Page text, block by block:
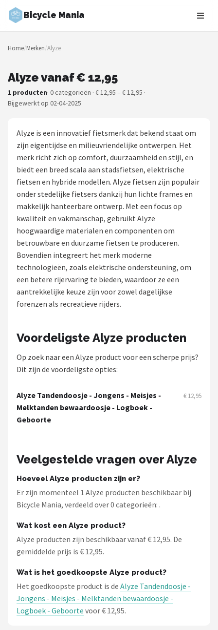
Bicycle Mania
Zoeken
NAVIGATIE
Merken
Fietsroutes
Kinderfietsen
Stadsfietsen
Elektrische fietsen
Mountainbikes
Shop
POPULAIRE MERKEN
Basil
ABUS
AXA
New Looxs
BBB Cycling
Voltano
Shimano
Alle merken →
Home/Merken/Alyze
Alyze vanaf € 12,95
1 producten· 0 categorieën · € 12,95 – € 12,95 ·
Bijgewerkt op 02-04-2025
Alyze is een innovatief fietsmerk dat bekend staat om
zijn eigentijdse en milieuvriendelijke ontwerpen. Het
merk richt zich op comfort, duurzaamheid en stijl, en
biedt een breed scala aan stadsfietsen, elektrische
fietsen en hybride modellen. Alyze fietsen zijn populair
onder stedelijke fietsers dankzij hun lichte frames en
makkelijk hanteerbare ontwerp. Met een focus op
kwaliteit en vakmanschap, gebruikt Alyze
hoogwaardige materialen en componenten om
betrouwbare en duurzame fietsen te produceren.
Bovendien integreert het merk moderne
technologieën, zoals elektrische ondersteuning, om
een betere rijervaring te bieden, waardoor ze een
aantrekkelijke keuze zijn voor zowel dagelijkse
forenzen als recreatieve rijders.
Voordeligste Alyze producten
Op zoek naar een Alyze product voor een scherpe prijs?
Dit zijn de voordeligste opties:
Alyze Tandendoosje - Jongens - Meisjes -
Melktanden bewaardoosje - Logboek -
Geboorte
€ 12,95
Veelgestelde vragen over Alyze
Hoeveel Alyze producten zijn er?
Er zijn momenteel 1 Alyze producten beschikbaar bij
Bicycle Mania, verdeeld over 0 categorieën: .
Wat kost een Alyze product?
Alyze producten zijn beschikbaar vanaf € 12,95. De
gemiddelde prijs is € 12,95.
Wat is het goedkoopste Alyze product?
Het goedkoopste product is de Alyze Tandendoosje -
Jongens - Meisjes - Melktanden bewaardoosje -
Logboek - Geboorte voor € 12,95.